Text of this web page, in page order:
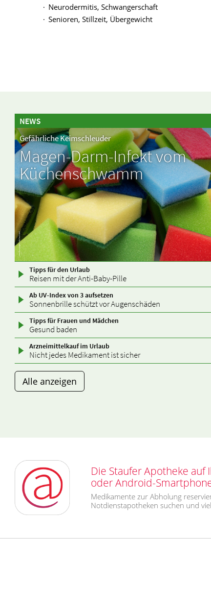
Neurodermitis, Schwangerschaft
Senioren, Stillzeit, Übergewicht
NEWS
Gefährliche Keimschleuder
Magen-Darm-Infekt vom
Küchenschwamm
Tipps für den Urlaub
Reisen mit der Anti-Baby-Pille
Ab UV-Index von 3 aufsetzen
Sonnenbrille schützt vor Augenschäden
Tipps für Frauen und Mädchen
Gesund baden
Arzneimittelkauf im Urlaub
Nicht jedes Medikament ist sicher
Alle anzeigen
Die Staufer Apotheke auf
oder Android-
Medikamente zur Abholung
Notdienstapotheken suchen und